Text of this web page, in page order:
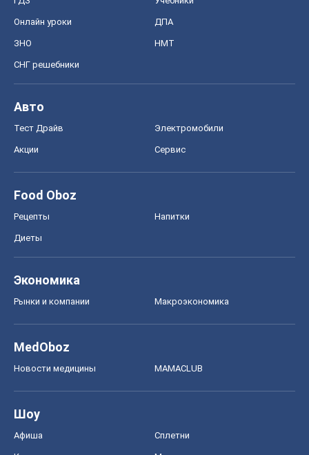
Онлайн уроки ДПА
ЗНО НМТ
СНГ решебники
Авто
Тест Драйв Электромобили
Акции Сервис
Food Oboz
Рецепты Напитки
Диеты
Экономика
Рынки и компании Mакроэкономика
MedOboz
Новости медицины MAMACLUB
Шоу
Афиша Сплетни